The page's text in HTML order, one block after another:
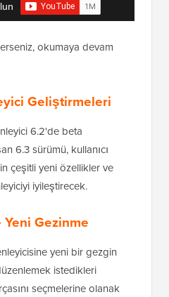
okumaya devam
Geliştirmeleri
6.2'de beta
6.3 sürümü, kullanıcı
çeşitli yeni özellikler ve
iyileştirecek.
Gezinme
yeni bir gezgin
istedikleri
seçmelerine olanak